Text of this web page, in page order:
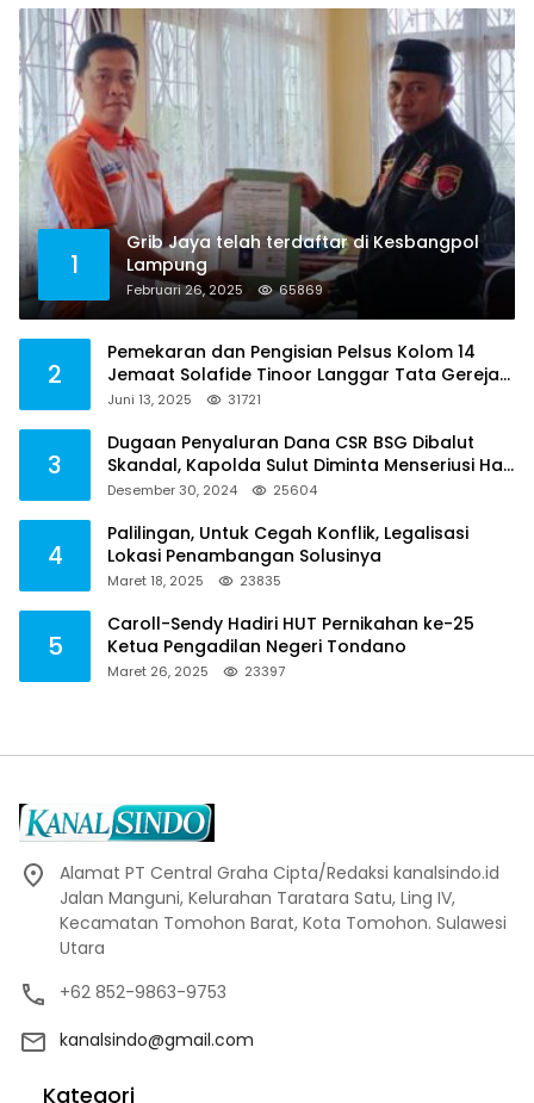
1
Grib Jaya telah terdaftar di Kesbangpol
Lampung
Februari 26, 2025 65869
2
Pemekaran dan Pengisian Pelsus Kolom 14
Jemaat Solafide Tinoor Langgar Tata Gereja
2021, Toreh : Ini Perbuatan Melawan Hukum
Juni 13, 2025 31721
3
Dugaan Penyaluran Dana CSR BSG Dibalut
Skandal, Kapolda Sulut Diminta Menseriusi Hal
ini
Desember 30, 2024 25604
4
Palilingan, Untuk Cegah Konflik, Legalisasi
Lokasi Penambangan Solusinya
Maret 18, 2025 23835
5
Caroll-Sendy Hadiri HUT Pernikahan ke-25
Ketua Pengadilan Negeri Tondano
Maret 26, 2025 23397
Alamat PT Central Graha Cipta/Redaksi kanalsindo.id
Jalan Manguni, Kelurahan Taratara Satu, Ling IV,
Kecamatan Tomohon Barat, Kota Tomohon. Sulawesi
Utara
+62 852-9863-9753
kanalsindo@gmail.com
Kategori